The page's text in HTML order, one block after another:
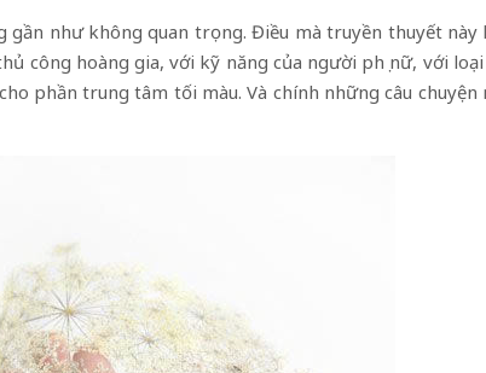
như không quan trọng. Điều mà truyền thuyết
công hoàng gia, với kỹ năng của người phụ nữ, với
phần trung tâm tối màu. Và chính những câu